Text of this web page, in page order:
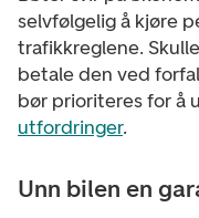
selvfølgelig å kjøre
trafikkreglene.
betale den ved
bør prioriteres for å
utfordringer.
Unn bilen en